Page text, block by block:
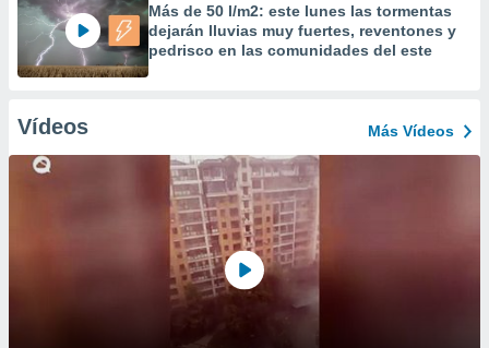
Más de 50 l/m2: este lunes las tormentas
dejarán lluvias muy fuertes, reventones y
pedrisco en las comunidades del este
Vídeos Más Vídeos